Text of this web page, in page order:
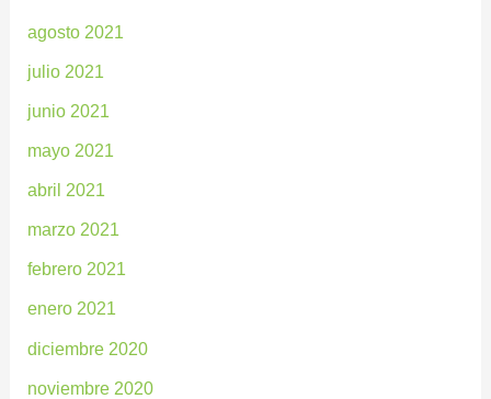
agosto 2021
julio 2021
junio 2021
mayo 2021
abril 2021
marzo 2021
febrero 2021
enero 2021
diciembre 2020
noviembre 2020